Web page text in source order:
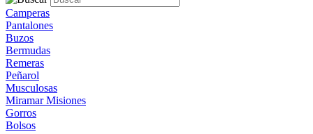
Camperas
Pantalones
Buzos
Bermudas
Remeras
Peñarol
Musculosas
Miramar Misiones
Gorros
Bolsos